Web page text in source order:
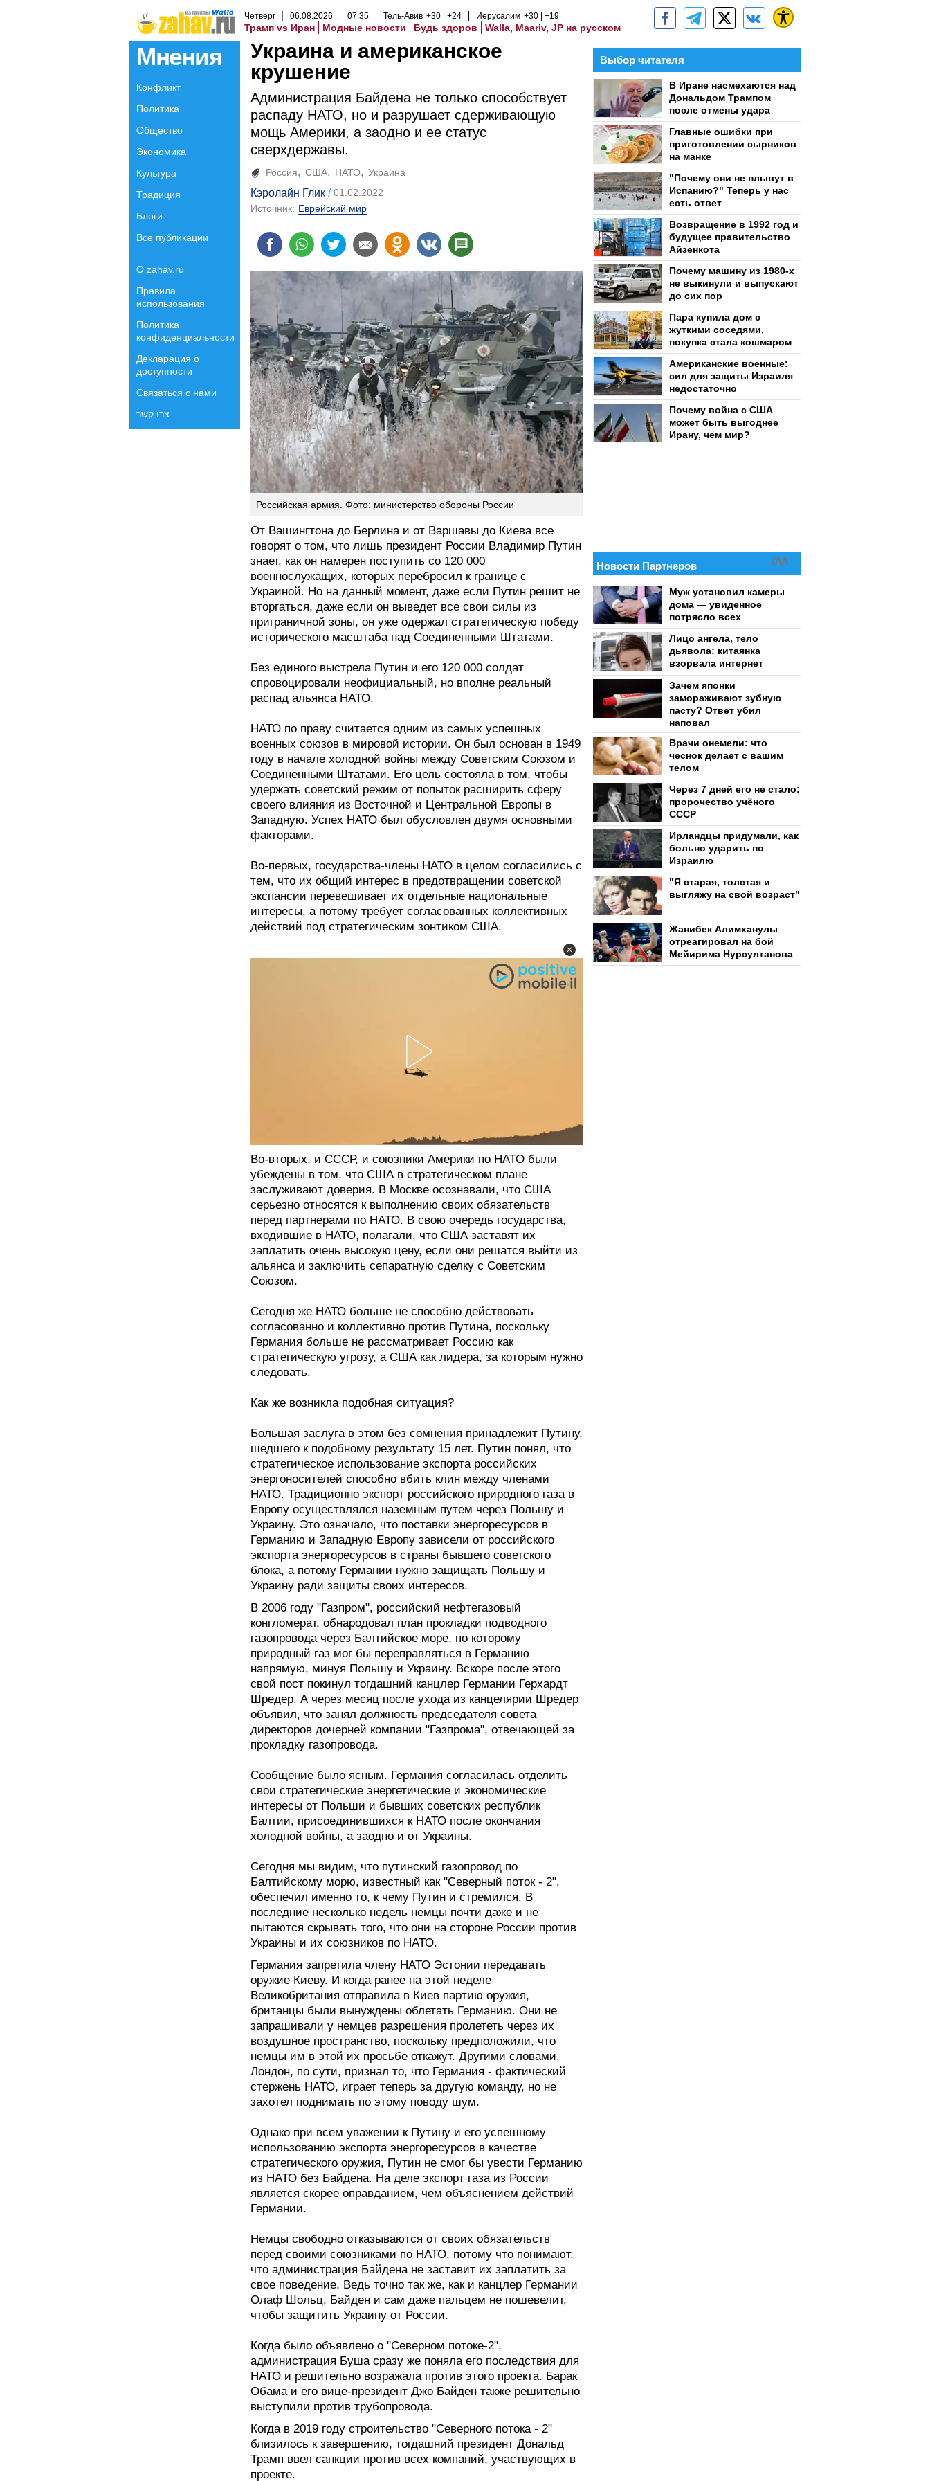
Четверг 06.08.2026 07:35 Тель-Авив +30 +24 Иерусалим +30 +19
Трамп vs Иран Модные новости Будь здоров Walla, Maariv, JP на русском
Мнения
Конфликт
Политика
Общество
Экономика
Культура
Традиция
Блоги
Все публикации
О zahav.ru
Правила
использования
Политика
конфиденциальности
Декларация о
доступности
Связаться с нами
צרו קשר
Украина и американское
крушение
Администрация Байдена не только способствует
распаду НАТО, но и разрушает сдерживающую
мощь Америки, а заодно и ее статус
сверхдержавы.
Россия США НАТО Украина
Кэролайн Глик
01.02.2022
Источник: Еврейский мир
Российская армия. Фото: министерство обороны России
От Вашингтона до Берлина и от Варшавы до Киева все
говорят о том, что лишь президент России Владимир Путин
знает, как он намерен поступить со 120 000
военнослужащих, которых перебросил к границе с
Украиной. Но на данный момент, даже если Путин решит не
вторгаться, даже если он выведет все свои силы из
приграничной зоны, он уже одержал стратегическую победу
исторического масштаба над Соединенными Штатами.
Без единого выстрела Путин и его 120 000 солдат
спровоцировали неофициальный, но вполне реальный
распад альянса НАТО.
НАТО по праву считается одним из самых успешных
военных союзов в мировой истории. Он был основан в 1949
году в начале холодной войны между Советским Союзом и
Соединенными Штатами. Его цель состояла в том, чтобы
удержать советский режим от попыток расширить сферу
своего влияния из Восточной и Центральной Европы в
Западную. Успех НАТО был обусловлен двумя основными
факторами.
Во-первых, государства-члены НАТО в целом согласились с
тем, что их общий интерес в предотвращении советской
экспансии перевешивает их отдельные национальные
интересы, а потому требует согласованных коллективных
действий под стратегическим зонтиком США.
Во-вторых, и СССР, и союзники Америки по НАТО были
убеждены в том, что США в стратегическом плане
заслуживают доверия. В Москве осознавали, что США
серьезно относятся к выполнению своих обязательств
перед партнерами по НАТО. В свою очередь государства,
входившие в НАТО, полагали, что США заставят их
заплатить очень высокую цену, если они решатся выйти из
альянса и заключить сепаратную сделку с Советским
Союзом.
Сегодня же НАТО больше не способно действовать
согласованно и коллективно против Путина, поскольку
Германия больше не рассматривает Россию как
стратегическую угрозу, а США как лидера, за которым нужно
следовать.
Как же возникла подобная ситуация?
Большая заслуга в этом без сомнения принадлежит Путину,
шедшего к подобному результату 15 лет. Путин понял, что
стратегическое использование экспорта российских
энергоносителей способно вбить клин между членами
НАТО. Традиционно экспорт российского природного газа в
Европу осуществлялся наземным путем через Польшу и
Украину. Это означало, что поставки энергоресурсов в
Германию и Западную Европу зависели от российского
экспорта энергоресурсов в страны бывшего советского
блока, а потому Германии нужно защищать Польшу и
Украину ради защиты своих интересов.
В 2006 году "Газпром", российский нефтегазовый
конгломерат, обнародовал план прокладки подводного
газопровода через Балтийское море, по которому
природный газ мог бы переправляться в Германию
напрямую, минуя Польшу и Украину. Вскоре после этого
свой пост покинул тогдашний канцлер Германии Герхардт
Шредер. А через месяц после ухода из канцелярии Шредер
объявил, что занял должность председателя совета
директоров дочерней компании "Газпрома", отвечающей за
прокладку газопровода.
Сообщение было ясным. Германия согласилась отделить
свои стратегические энергетические и экономические
интересы от Польши и бывших советских республик
Балтии, присоединившихся к НАТО после окончания
холодной войны, а заодно и от Украины.
Сегодня мы видим, что путинский газопровод по
Балтийскому морю, известный как "Северный поток - 2",
обеспечил именно то, к чему Путин и стремился. В
последние несколько недель немцы почти даже и не
пытаются скрывать того, что они на стороне России против
Украины и их союзников по НАТО.
Германия запретила члену НАТО Эстонии передавать
оружие Киеву. И когда ранее на этой неделе
Великобритания отправила в Киев партию оружия,
британцы были вынуждены облетать Германию. Они не
запрашивали у немцев разрешения пролететь через их
воздушное пространство, поскольку предположили, что
немцы им в этой их просьбе откажут. Другими словами,
Лондон, по сути, признал то, что Германия - фактический
стержень НАТО, играет теперь за другую команду, но не
захотел поднимать по этому поводу шум.
Однако при всем уважении к Путину и его успешному
использованию экспорта энергоресурсов в качестве
стратегического оружия, Путин не смог бы увести Германию
из НАТО без Байдена. На деле экспорт газа из России
является скорее оправданием, чем объяснением действий
Германии.
Немцы свободно отказываются от своих обязательств
перед своими союзниками по НАТО, потому что понимают,
что администрация Байдена не заставит их заплатить за
свое поведение. Ведь точно так же, как и канцлер Германии
Олаф Шольц, Байден и сам даже пальцем не пошевелит,
чтобы защитить Украину от России.
Когда было объявлено о "Северном потоке-2",
администрация Буша сразу же поняла его последствия для
НАТО и решительно возражала против этого проекта. Барак
Обама и его вице-президент Джо Байден также решительно
выступили против трубопровода.
Когда в 2019 году строительство "Северного потока - 2"
близилось к завершению, тогдашний президент Дональд
Трамп ввел санкции против всех компаний, участвующих в
проекте.
Выбор читателя
В Иране насмехаются над
Дональдом Трампом
после отмены удара
Главные ошибки при
приготовлении сырников
на манке
"Почему они не плывут в
Испанию?" Теперь у нас
есть ответ
Возвращение в 1992 год и
будущее правительство
Айзенкота
Почему машину из 1980-х
не выкинули и выпускают
до сих пор
Пара купила дом с
жуткими соседями,
покупка стала кошмаром
Американские военные:
сил для защиты Израиля
недостаточно
Почему война с США
может быть выгоднее
Ирану, чем мир?